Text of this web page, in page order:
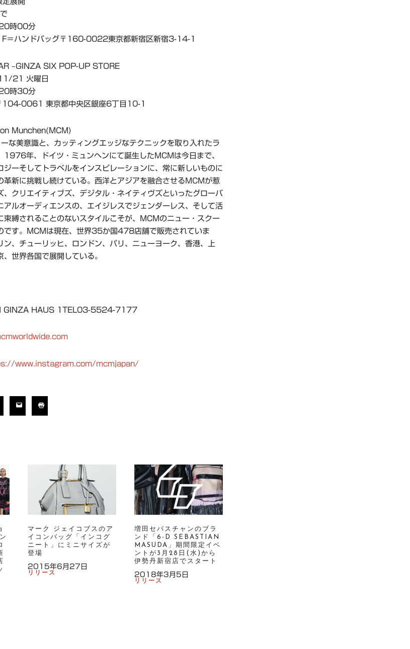
時00分
＝ハンドバッグ〒160-0022東京都新宿区新宿3-14-1
–GINZA SIX POP-UP STORE
21 火曜日
時30分
104-0061 東京都中央区銀座6丁目10-1
Munchen(MCM)
な美意識と、カッティングエッジなテクニックを取り入れたラ
1976年、ドイツ・ミュンヘンにて誕生したMCMは今日まで、
ジーそしてトラベルをインスピレーションに、常に新しいものに
革新に挑戦し続けている。西洋とアジアを融合させるMCMが惹
、クリエイティブズ、デジタル・ネイティヴズといったグローバ
アルオーディエンスの、エイジレスでジェンダーレス、そして活
束縛されることのないスタイルこそが、MCMのニュー・スクー
です。MCMは現在、世界35か国478店舗で販売されていま
ン、チューリッヒ、ロンドン、パリ、ニューヨーク、香港、上
世界各国で展開している。
GINZA HAUS 1TEL03-5524-7177
www.instagram.com/mcmjapan/
マーク ジェイコブスのア
イコンバッグ「インコグ
ニート」にミニサイズが
登場
2015年6月27日
リリース
増田セバスチャンのブラ
ンド「6-D SEBASTIAN
MASUDA」期間限定イベ
ントが3月28日(水)から
伊勢丹新宿店でスタート
2018年3月5日
リリース